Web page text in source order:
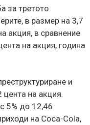
за третото
в размер на 3,7
акция, в сравнение
на акция, година
и
цента на акция.
5% до 12,46
на Coca-Cola,